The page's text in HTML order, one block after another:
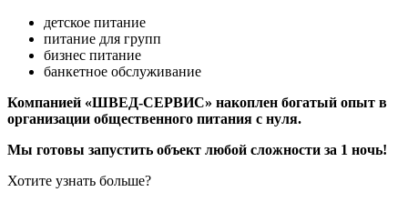
детское питание
питание для групп
бизнес питание
банкетное обслуживание
Компанией «ШВЕД-СЕРВИС» накоплен богатый опыт в
организации общественного питания с нуля.
Мы готовы запустить объект любой сложности за 1 ночь!
Хотите узнать больше?